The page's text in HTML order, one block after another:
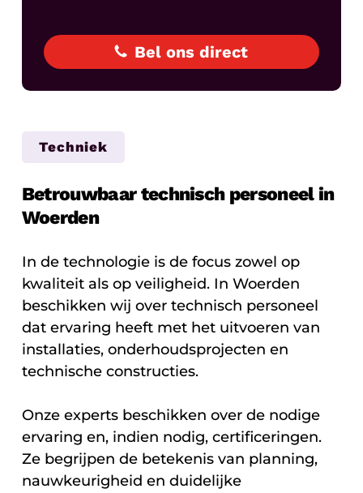
Bel ons direct
Techniek
Betrouwbaar technisch personeel in
Woerden
In de technologie is de focus zowel op
kwaliteit als op veiligheid. In Woerden
beschikken wij over technisch personeel
dat ervaring heeft met het uitvoeren van
installaties, onderhoudsprojecten en
technische constructies.
Onze experts beschikken over de nodige
ervaring en, indien nodig, certificeringen.
Ze begrijpen de betekenis van planning,
nauwkeurigheid en duidelijke